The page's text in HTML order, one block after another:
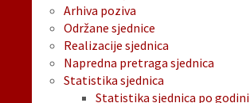
Arhiva poziva
Održane sjednice
Realizacije sjednica
Napredna pretraga sjednica
Statistika sjednica
Statistika sjednica po godini